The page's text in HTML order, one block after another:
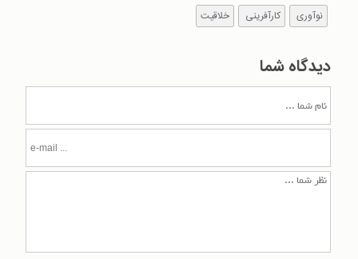
نوآوری کارآفرینی خلاقیت
دیدگاه شما